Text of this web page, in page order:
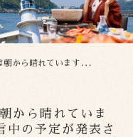
緊急事態宣言中の予定が発表されました。
から晴れていま
中の予定が発表さ